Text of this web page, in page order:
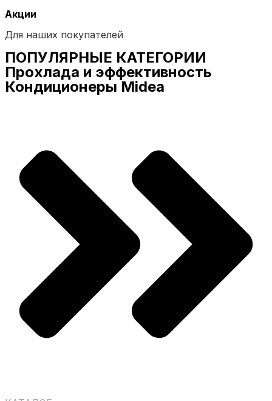
Акции
Для наших покупателей
ПОПУЛЯРНЫЕ КАТЕГОРИИ
Прохлада и эффективность
Кондиционеры Midea